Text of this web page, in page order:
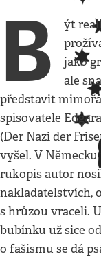
B
ýt
jako
ale
představit
spisovatele
(Der Nazi der
vyšel. V Německu
rukopis autor
nakladatelstvích,
s hrůzou vraceli.
bubínku už sice
o fašismu se dá